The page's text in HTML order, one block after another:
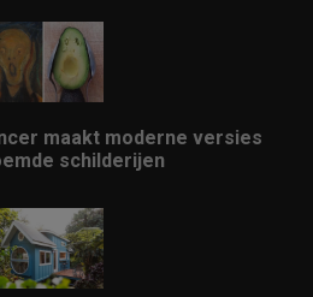
maakt moderne versies
schilderijen